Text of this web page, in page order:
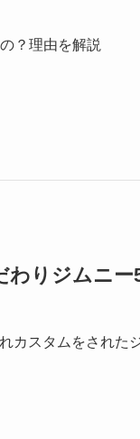
？理由を解説
りジムニー
カスタムをされた